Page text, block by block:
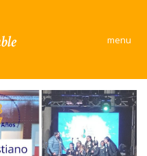
menu